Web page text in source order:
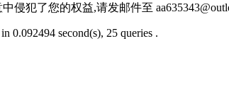
侵犯了您的权益,请发邮件至
in 0.092494 second(s), 25 queries .